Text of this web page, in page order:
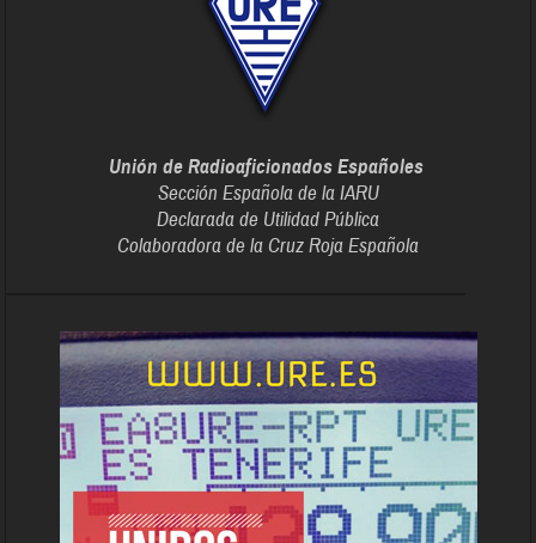
Unión de Radioaficionados Españoles
Sección Española de la IARU
Declarada de Utilidad Pública
Colaboradora de la Cruz Roja Española